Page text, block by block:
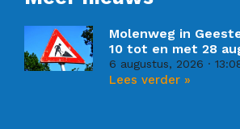
Molenweg in
10 tot en met 28
6 augustus, 2026
Lees verder »